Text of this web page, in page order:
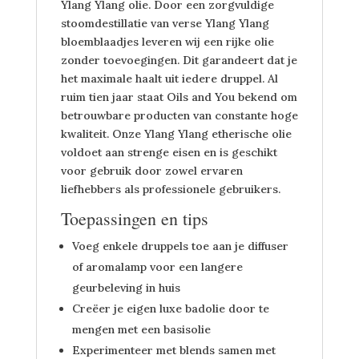
Ylang Ylang olie. Door een zorgvuldige
stoomdestillatie van verse Ylang Ylang
bloemblaadjes leveren wij een rijke olie
zonder toevoegingen. Dit garandeert dat je
het maximale haalt uit iedere druppel. Al
ruim tien jaar staat Oils and You bekend om
betrouwbare producten van constante hoge
kwaliteit. Onze Ylang Ylang etherische olie
voldoet aan strenge eisen en is geschikt
voor gebruik door zowel ervaren
liefhebbers als professionele gebruikers.
Toepassingen en tips
Voeg enkele druppels toe aan je diffuser
of aromalamp voor een langere
geurbeleving in huis
Creëer je eigen luxe badolie door te
mengen met een basisolie
Experimenteer met blends samen met